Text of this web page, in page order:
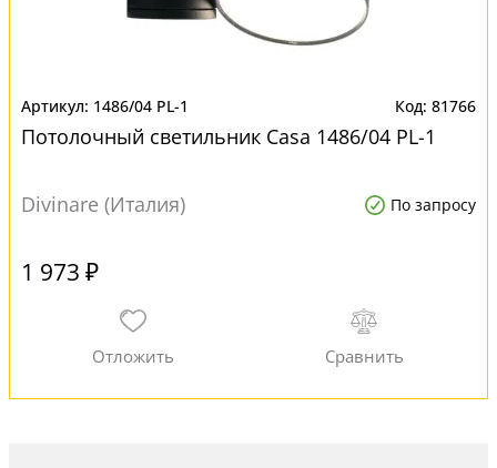
1486/04 PL-1 81766
Потолочный светильник Casa 1486/04 PL-1
Divinare (Италия) По запросу
1 973 ₽